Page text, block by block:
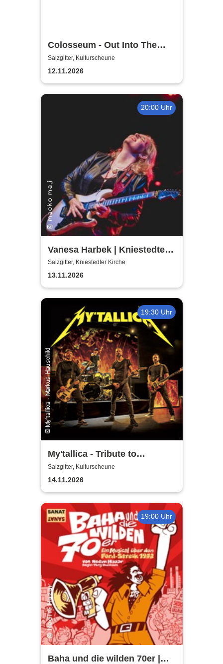
Colosseum - Out Into The
Fields
Salzgitter, Kulturscheune
12.11.2026
20:00 Uhr
Vanesa Harbek | Kniestedter
Kirche
Salzgitter, Kniestedter Kirche
13.11.2026
19:30 Uhr
My'tallica - Tribute to
Metallica
Salzgitter, Kulturscheune
14.11.2026
19:00 Uhr
Baha und die wilden 70er |